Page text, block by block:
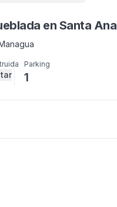
en Santa Ana
Parking
1